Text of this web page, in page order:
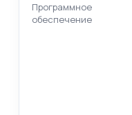
Программное
обеспечение